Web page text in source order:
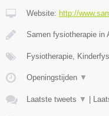
Website: http://
Samen fysiotherapie in
Fysiotherapie,
Openingstijden ▼
Laatste tweets ▼